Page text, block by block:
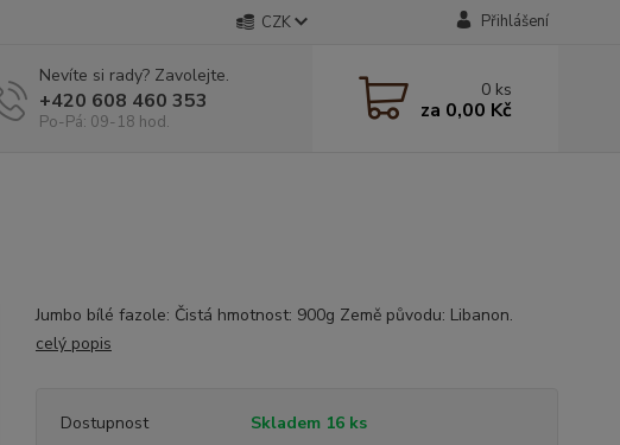
CZK Přihlášení
Nevíte si rady? Zavolejte.
+420 608 460 353
Po-Pá: 09-18 hod.
0 ks
za 0,00 Kč
Jumbo bílé fazole: Čistá hmotnost: 900g Země původu: Libanon.
celý popis
Dostupnost Skladem 16 ks